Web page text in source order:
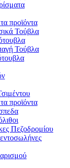
προϊόντα
Τούβλα
Τούβλα
προϊόντα
Πεζοδρομίου